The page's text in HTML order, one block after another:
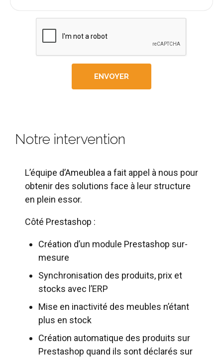
Notre intervention
L’équipe d’Ameublea a fait appel à nous pour
obtenir des solutions face à leur structure
en plein essor.
Côté Prestashop :
Création d’un module Prestashop sur-
mesure
Synchronisation des produits, prix et
stocks avec l’ERP
Mise en inactivité des meubles n’étant
plus en stock
Création automatique des produits sur
Prestashop quand ils sont déclarés sur